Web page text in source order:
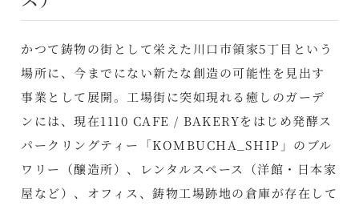
かつて鋳物の街として栄えた川口市領家5丁目という
場所に、今までにない新たな創造の可能性を見出す
事業として展開。工場街に突如現れる癒しのガーデ
ンには、現在1110 CAFE / BAKERYをはじめ発酵ス
パークリングティー「KOMBUCHA_SHIP」のブル
ワリー（醸造所）、レンタルスペース（洋館・日本家
屋など）、オフィス、鋳物工場跡地の倉庫が存在して